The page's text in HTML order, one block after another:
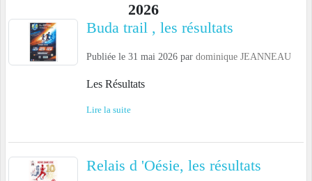
2026
Buda trail , les résultats
Publiée le 31 mai 2026 par dominique JEANNEAU
Les Résultats
Lire la suite
Relais d 'Oésie, les résultats